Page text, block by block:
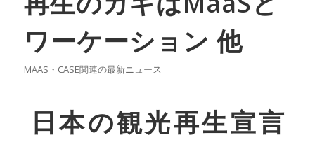
ワーケーション 他
MAAS・CASE関連の最新ニュース
日本の観光再生宣言